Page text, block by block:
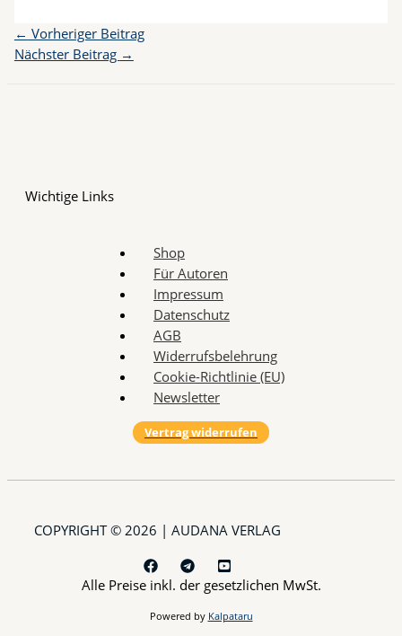
← Vorheriger Beitrag
Nächster Beitrag →
Wichtige Links
Shop
Für Autoren
Impressum
Datenschutz
AGB
Widerrufsbelehrung
Cookie-Richtlinie (EU)
Newsletter
Vertrag widerrufen
COPYRIGHT © 2026 | AUDANA VERLAG
Alle Preise inkl. der gesetzlichen MwSt.
Powered by Kalpataru